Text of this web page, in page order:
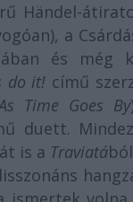
Händel-
a
és még
do it! című
Time Goes By
duett.
is a Traviatá